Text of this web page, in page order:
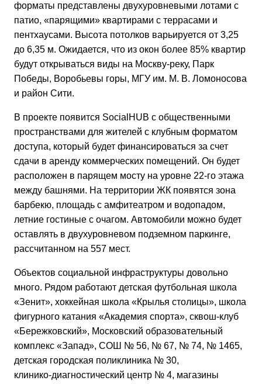
форматы представлены двухуровневыми лотами с
патио, «парящими» квартирами с террасами и
пентхаусами. Высота потолков варьируется от 3,25
до 6,35 м. Ожидается, что из окон более 85% квартир
будут открываться виды на Москву-реку, Парк
Победы, Воробьевы горы, МГУ им. М. В. Ломоносова
и район Сити.
В проекте появится SocialHUB с общественными
пространствами для жителей с клубным форматом
доступа, который будет финансироваться за счет
сдачи в аренду коммерческих помещений. Он будет
расположен в парящем мосту на уровне 22-го этажа
между башнями. На территории ЖК появятся зона
барбекю, площадь с амфитеатром и водопадом,
летние гостиные с очагом. Автомобили можно будет
оставлять в двухуровневом подземном паркинге,
рассчитанном на 557 мест.
Объектов социальной инфраструктуры довольно
много. Рядом работают детская футбольная школа
«Зенит», хоккейная школа «Крылья столицы», школа
фигурного катания «Академия спорта», сквош-клуб
«Бережковский», Московский образовательный
комплекс «Запад», СОШ № 56, № 67, № 74, № 1465,
детская городская поликлиника № 30,
клинико-диагностический центр № 4, магазины